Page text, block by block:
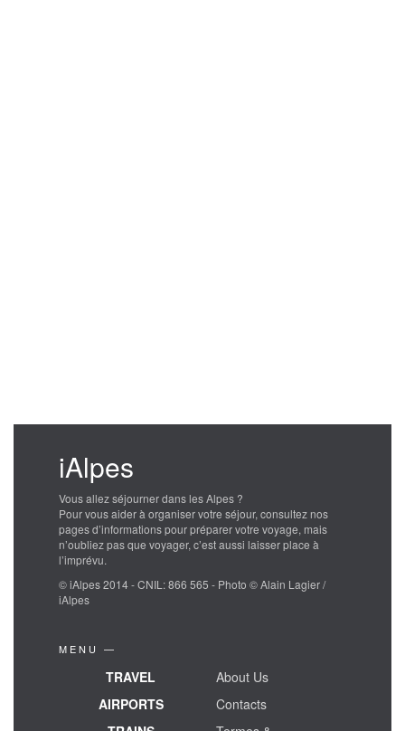
iAlpes
Vous allez séjourner dans les Alpes ?
Pour vous aider à organiser votre séjour, consultez nos
pages d’informations pour préparer votre voyage, mais
n’oubliez pas que voyager, c’est aussi laisser place à
l’imprévu.
© iAlpes 2014 - CNIL: 866 565 - Photo © Alain Lagier /
iAlpes
MENU —
TRAVEL
AIRPORTS
About Us
Contacts